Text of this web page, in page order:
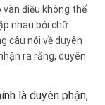
vàn điều không thể
nhau bởi chữ
câu nói về duyên
ra rằng, duyên
là duyên phận,